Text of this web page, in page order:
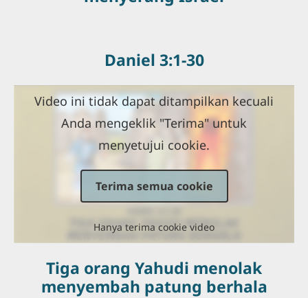
Daniel 3:1-30
Video ini tidak dapat ditampilkan kecuali
Anda mengeklik "Terima" untuk
menyetujui cookie.
Terima semua cookie
Hanya terima cookie video
Tiga orang Yahudi menolak
menyembah patung berhala